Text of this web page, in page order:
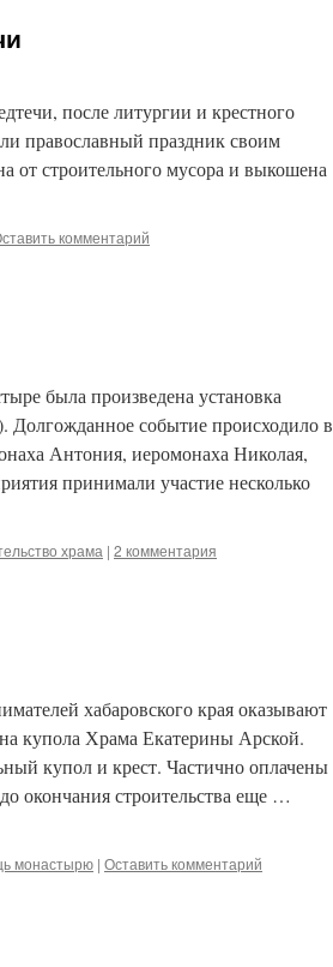
после литургии и крестного
православный праздник своим
от строительного мусора и выкошена
комментарий
была произведена установка
Долгожданное событие происходило в
Антония, иеромонаха Николая,
принимали участие несколько
храма | 2 комментария
хабаровского края оказывают
купола Храма Екатерины Арской.
купол и крест. Частично оплачены
окончания строительства еще …
монастырю | Оставить комментарий